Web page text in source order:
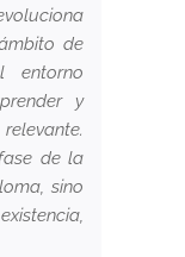
de
entorno
y
de la
sino